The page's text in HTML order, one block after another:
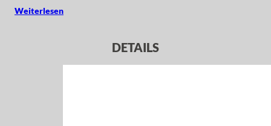
Weiterlesen
DETAILS